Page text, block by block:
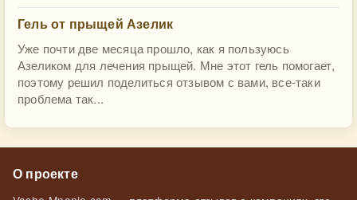
Гель от прыщей Азелик
Уже почти две месяца прошло, как я пользуюсь
Азеликом для лечения прыщей. Мне этот гель помогает,
поэтому решил поделиться отзывом с вами, все-таки
проблема так...
О проекте